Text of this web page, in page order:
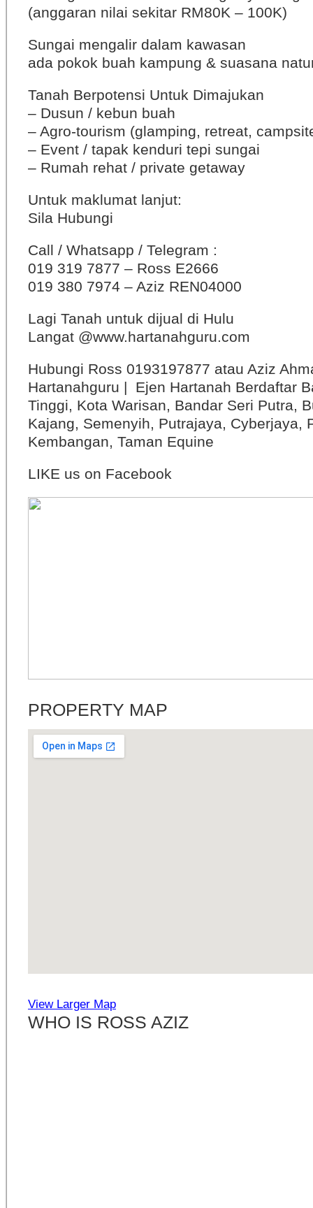
(anggaran nilai sekitar RM80K – 100K)
Sungai mengalir dalam kawasan
ada pokok buah kampung & suasana
Tanah Berpotensi Untuk Dimajukan
– Dusun / kebun buah
– Agro-tourism (glamping, retreat,
– Event / tapak kenduri tepi sungai
– Rumah rehat / private getaway
Untuk maklumat lanjut:
Sila Hubungi
Call / Whatsapp / Telegram :
019 319 7877 – Ross E2666
019 380 7974 – Aziz REN04000
Lagi Tanah untuk dijual di Hulu
Langat @www.hartanahguru.com
Hubungi Ross 0193197877 atau Aziz
Hartanahguru | Ejen Hartanah Berdaftar
Tinggi, Kota Warisan, Bandar Seri Putra,
Kajang, Semenyih, Putrajaya, Cyberjaya,
Kembangan, Taman Equine
LIKE us on Facebook
PROPERTY MAP
View Larger Map
WHO IS ROSS AZIZ